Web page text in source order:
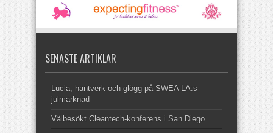
SENASTE ARTIKLAR
Lucia, hantverk och glögg på SWEA LA:s
julmarknad
Välbesökt Cleantech-konferens i San Diego